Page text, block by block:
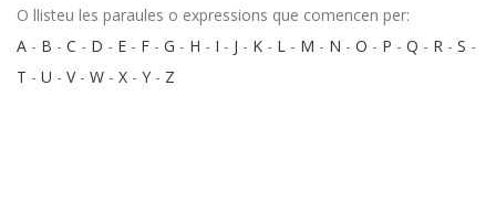
O llisteu les paraules o expressions que comencen per:
A - B - C - D - E - F - G - H - I - J - K - L - M - N - O - P - Q - R - S -
T - U - V- W - X - Y - Z